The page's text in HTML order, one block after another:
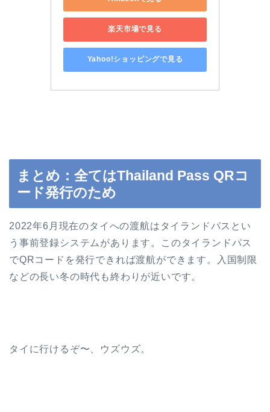
楽天市場で見る
Yahoo!ショッピングで見る
まとめ：全てはThailand Pass QRコ
ード発行のため
2022年6月現在のタイへの渡航はタイランドパスとい
う事前登録システムがあります。このタイランドパス
でQRコードを発行できれば渡航ができます。入国制限
などの長い冬の時代も終わりが近いです。
タイに行けるぞ〜、ウズウズ。